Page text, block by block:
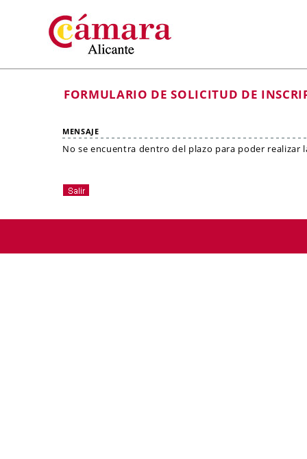
FORMULARIO DE SOLICITUD DE
MENSAJE
No se encuentra dentro del plazo para poder realizar